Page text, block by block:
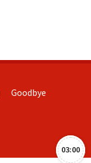
03:00
Goodbye